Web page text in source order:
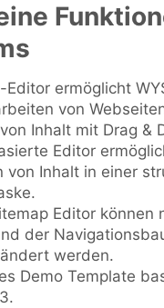
Editor ermöglicht
von
Inhalt mit Drag &
Editor
von Inhalt in einer
Editor können
der
werden.
Demo Template